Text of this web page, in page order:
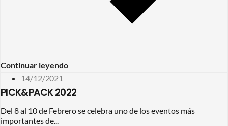
Continuar leyendo
14/12/2021
PICK&PACK 2022
Del 8 al 10 de Febrero se celebra uno de los eventos más
importantes de...